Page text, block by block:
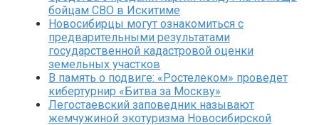
бойцам СВО в Искитиме
Новосибирцы могут ознакомиться с
предварительными результатами
государственной кадастровой оценки
земельных участков
В память о подвиге: «Ростелеком» проведет
кибертурнир «Битва за Москву»
Легостаевский заповедник называют
жемчужиной экотуризма Новосибирской